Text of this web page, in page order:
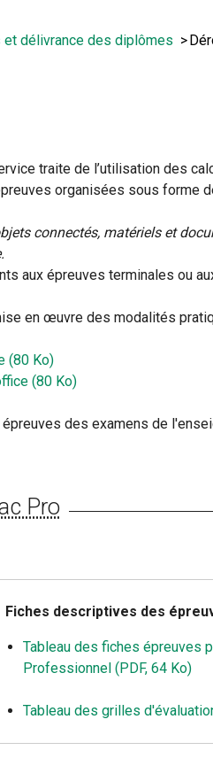
délivrance des diplômes
traite de l’utilisation des
organisées sous forme
connectés, matériels et
aux épreuves terminales ou
en œuvre des modalités
(80 Ko)
(80 Ko)
des examens de
Pro
Fiches descriptives des
Tableau des fiches épreuves
Professionnel (PDF, 64 Ko)
Tableau des grilles